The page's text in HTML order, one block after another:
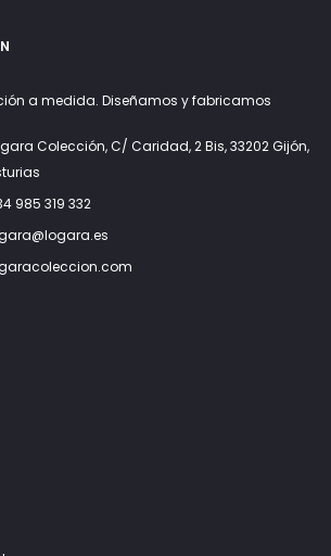
a medida. Diseñamos y fabricamos
Colección, C/ Caridad, 2 Bis, 33202 Gijón,
985 319 332